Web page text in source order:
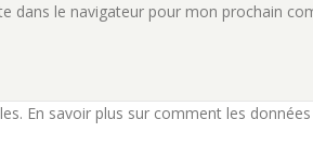
dans le navigateur pour mon prochain
En savoir plus sur comment les